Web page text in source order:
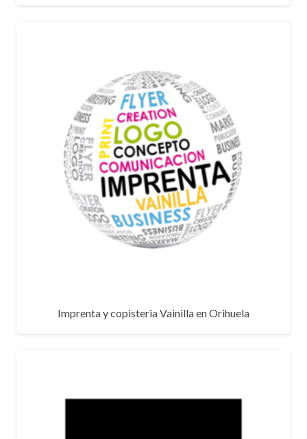
Imprenta y copisteria Vainilla en Orihuela